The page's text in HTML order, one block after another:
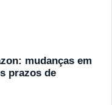
mudanças em
prazos de